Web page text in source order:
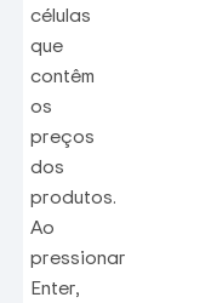
células
que
contêm
os
preços
dos
produtos.
Ao
pressionar
Enter,